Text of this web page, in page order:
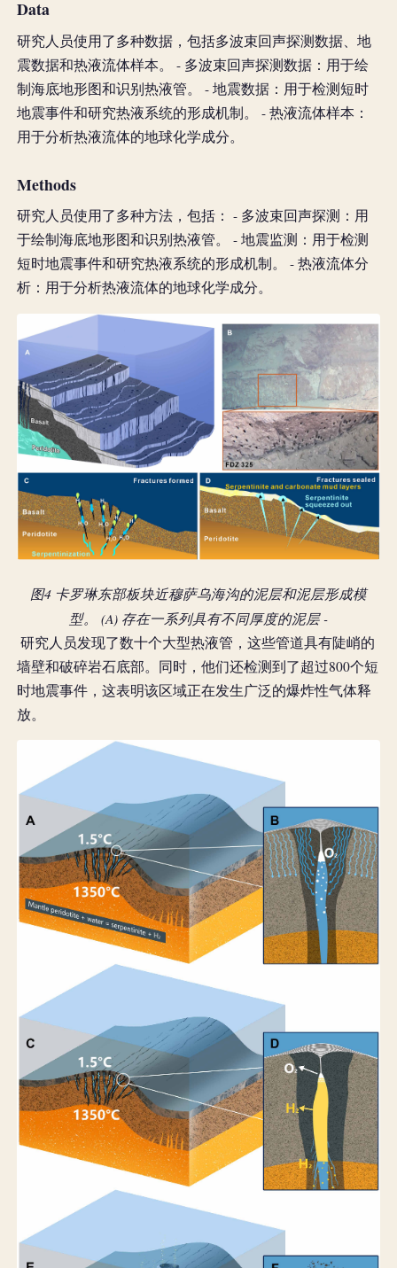
Data
研究人员使用了多种数据，包括多波束回声探测数据、地
震数据和热液流体样本。 - 多波束回声探测数据：用于绘
制海底地形图和识别热液管。 - 地震数据：用于检测短时
地震事件和研究热液系统的形成机制。 - 热液流体样本：
用于分析热液流体的地球化学成分。
Methods
研究人员使用了多种方法，包括： - 多波束回声探测：用
于绘制海底地形图和识别热液管。 - 地震监测：用于检测
短时地震事件和研究热液系统的形成机制。 - 热液流体分
析：用于分析热液流体的地球化学成分。
图4 卡罗琳东部板块近穆萨乌海沟的泥层和泥层形成模
型。 (A) 存在一系列具有不同厚度的泥层 -
 研究人员发现了数十个大型热液管，这些管道具有陡峭的
墙壁和破碎岩石底部。同时，他们还检测到了超过800个短
时地震事件，这表明该区域正在发生广泛的爆炸性气体释
放。